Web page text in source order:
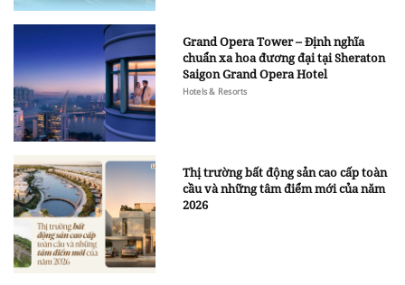
Grand Opera Tower – Định nghĩa
chuẩn xa hoa đương đại tại Sheraton
Saigon Grand Opera Hotel
Hotels & Resorts
Thị trường bất động sản cao cấp toàn
cầu và những tâm điểm mới của năm
2026